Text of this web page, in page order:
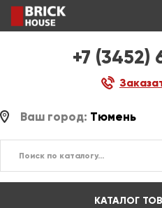
+7
Ваш город: Тюмень
КАТАЛОГ